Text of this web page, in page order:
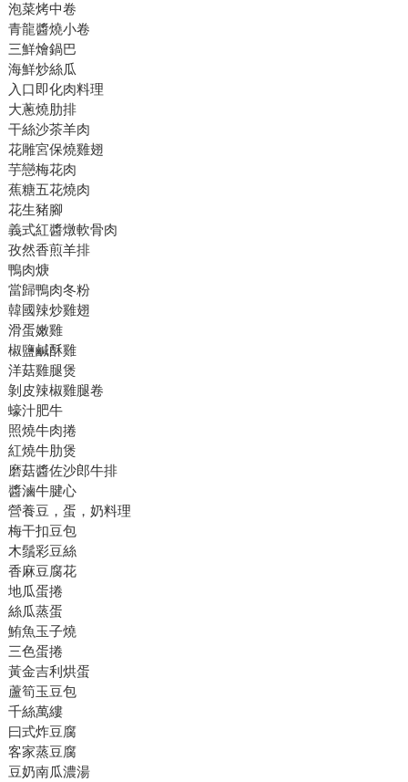
泡菜烤中卷
青龍醬燒小卷
三鮮燴鍋巴
海鮮炒絲瓜
入口即化肉料理
大蔥燒肋排
干絲沙茶羊肉
花雕宮保燒雞翅
芋戀梅花肉
蕉糖五花燒肉
花生豬腳
義式紅醬燉軟骨肉
孜然香煎羊排
鴨肉焿
當歸鴨肉冬粉
韓國辣炒雞翅
滑蛋嫩雞
椒鹽鹹酥雞
洋菇雞腿煲
剝皮辣椒雞腿卷
蠔汁肥牛
照燒牛肉捲
紅燒牛肋煲
磨菇醬佐沙郎牛排
醬滷牛腱心
營養豆，蛋，奶料理
梅干扣豆包
木鬚彩豆絲
香麻豆腐花
地瓜蛋捲
絲瓜蒸蛋
鮪魚玉子燒
三色蛋捲
黃金吉利烘蛋
蘆筍玉豆包
千絲萬縷
曰式炸豆腐
客家蒸豆腐
豆奶南瓜濃湯